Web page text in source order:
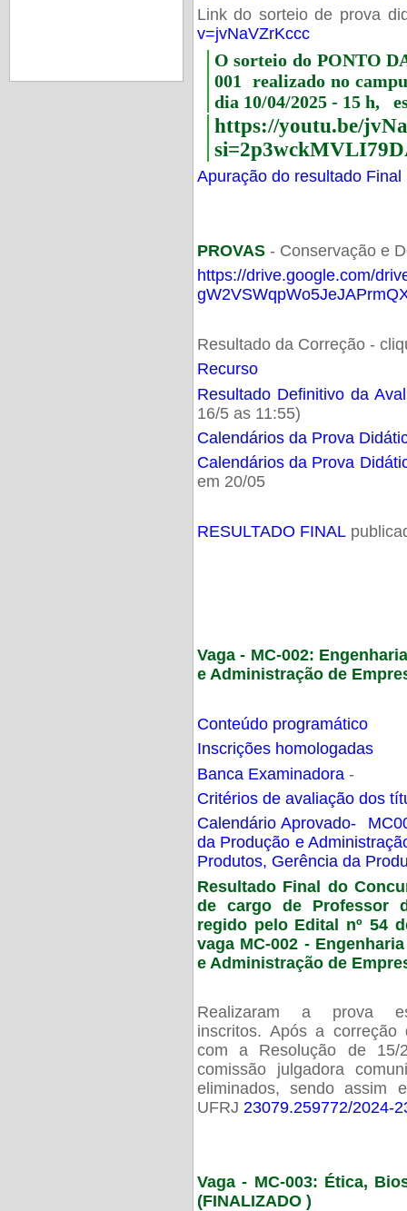
Link do sorteio de prova
v=jvNaVZrKccc
O sorteio do PONTO
001 realizado no
dia 10/04/2025 - 15 h,
https://youtu.be/
Apuração do resultado Final
PROVAS- Conservação e
https://drive.google.com/
Resultado da Correção -
Recurso
Resultado Definitivo da
16/5 as 11:55)
Calendários da Prova
Calendários da Prova
em 20/05
RESULTADO FINAL
Vaga - MC-002:
e Administração de
Conteúdo programático
Inscrições homologadas
Banca Examinadora -
Critérios de avaliação dos
Calendário Aprovado-
da Produção e
Produtos, Gerência da
Resultado Final do
de cargo de Professor
regido pelo Edital nº 54
vaga MC-002 -
e Administração de
Realizaram a prova
inscritos. Após a
com a Resolução de 15/
comissão julgadora
eliminados, sendo assim
UFRJ 23079.259772/2024-
Vaga - MC-003: Ética,
(FINALIZADO )